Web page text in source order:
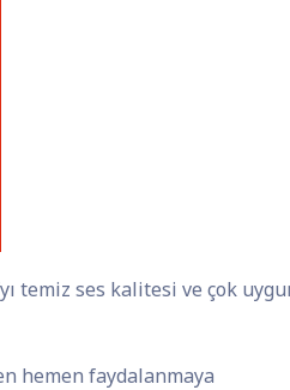
temiz ses kalitesi ve çok
hemen faydalanmaya